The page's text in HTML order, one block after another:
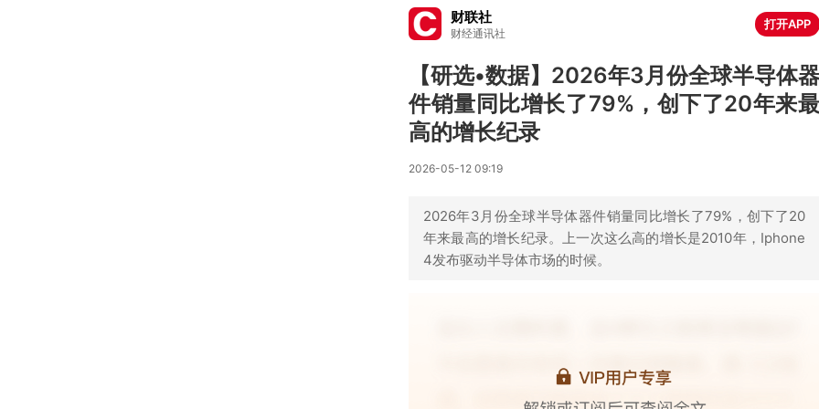
财联社
财经通讯社
打开APP
【研选•数据】2026年3月份全球半导体器
件销量同比增长了79%，创下了20年来最
高的增长纪录
2026-05-12 09:19
2026年3月份全球半导体器件销量同比增长了79%，创下了20
年来最高的增长纪录。上一次这么高的增长是2010年，Iphone
4发布驱动半导体市场的时候。